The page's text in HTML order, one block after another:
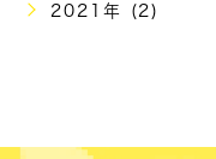
2021年 (2)